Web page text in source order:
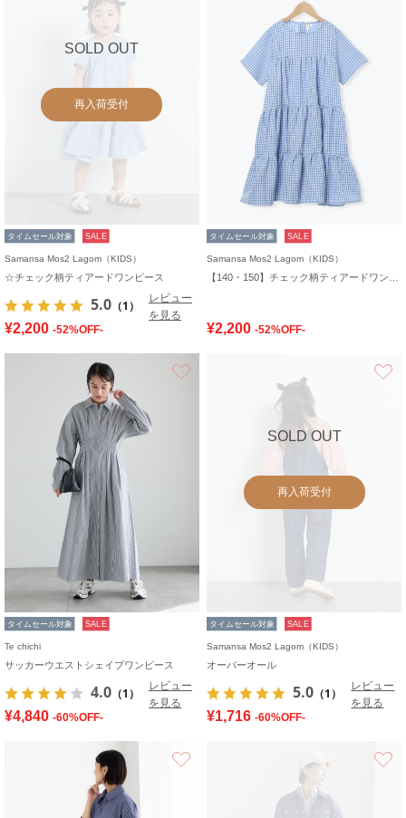
SOLD OUT
再入荷受付
タイムセール対象 SALE
Samansa Mos2 Lagom（KIDS）
☆チェック柄ティアードワンピース
5.0 （1）
レビュー
を見る
¥2,200 -52%OFF-
タイムセール対象 SALE
Samansa Mos2 Lagom（KIDS）
¥2,200 -52%OFF-
タイムセール対象 SALE
Te chichi
サッカーウエストシェイプワンピース
4.0 （1）
レビュー
を見る
¥4,840 -60%OFF-
SOLD OUT
再入荷受付
タイムセール対象 SALE
Samansa Mos2 Lagom（KIDS）
オーバーオール
5.0 （1）
レビュー
を見る
¥1,716 -60%OFF-